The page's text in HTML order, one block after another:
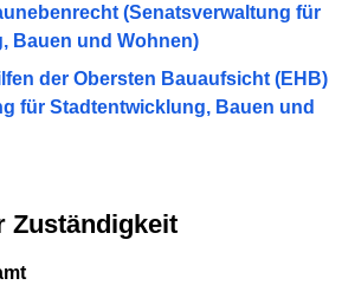
(Senatsverwaltung für
Bauen und Wohnen)
der Obersten Bauaufsicht (EHB)
für Stadtentwicklung, Bauen und
Zuständigkeit